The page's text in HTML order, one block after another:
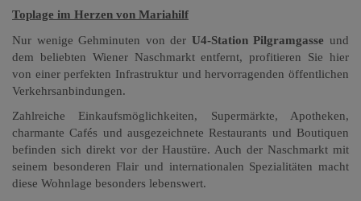
Toplage im Herzen von Mariahilf
Nur wenige Gehminuten von der U4-Station Pilgramgasse und
dem beliebten Wiener Naschmarkt entfernt, profitieren Sie hier
von einer perfekten Infrastruktur und hervorragenden öffentlichen
Verkehrsanbindungen.
Zahlreiche Einkaufsmöglichkeiten, Supermärkte, Apotheken,
charmante Cafés und ausgezeichnete Restaurants und Boutiquen
befinden sich direkt vor der Haustüre. Auch der Naschmarkt mit
seinem besonderen Flair und internationalen Spezialitäten macht
diese Wohnlage besonders lebenswert.